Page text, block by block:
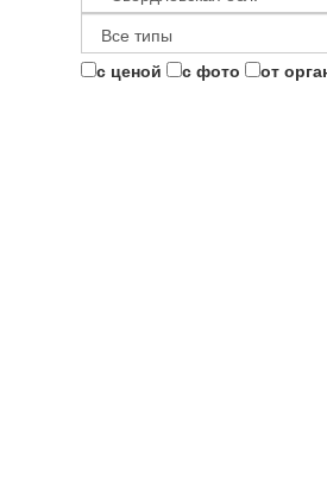
с ценой с фото от